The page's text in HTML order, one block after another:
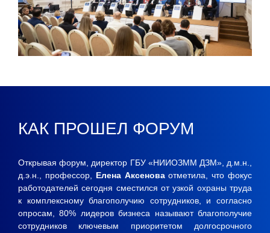
КАК ПРОШЕЛ ФОРУМ
Открывая форум, директор ГБУ «НИИОЗММ ДЗМ», д.м.н.,
д.э.н., профессор, Елена Аксеноваотметила, что фокус
работодателей сегодня сместился от узкой охраны труда
к комплексному благополучию сотрудников, и согласно
опросам, 80% лидеров бизнеса называют благополучие
сотрудников ключевым приоритетом долгосрочного